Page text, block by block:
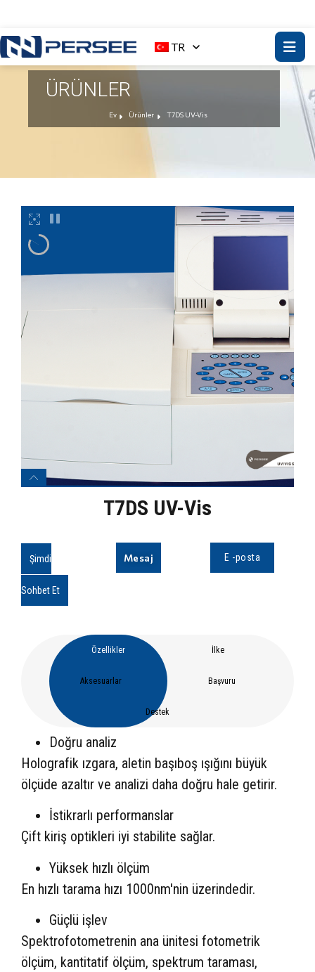
TR
ÜRÜNLER
Ev Ürünler T7DS UV-Vis
T7DS UV-Vis
Şimdi
Sohbet Et
Mesaj E -posta
Özellikler İlke
Aksesuarlar Başvuru
Destek
Doğru analiz
Holografik ızgara, aletin başıboş ışığını büyük
ölçüde azaltır ve analizi daha doğru hale getirir.
İstikrarlı performanslar
Çift kiriş optikleri iyi stabilite sağlar.
Yüksek hızlı ölçüm
En hızlı tarama hızı 1000nm'nin üzerindedir.
Güçlü işlev
Spektrofotometrenin ana ünitesi fotometrik
ölçüm, kantitatif ölçüm, spektrum taraması,